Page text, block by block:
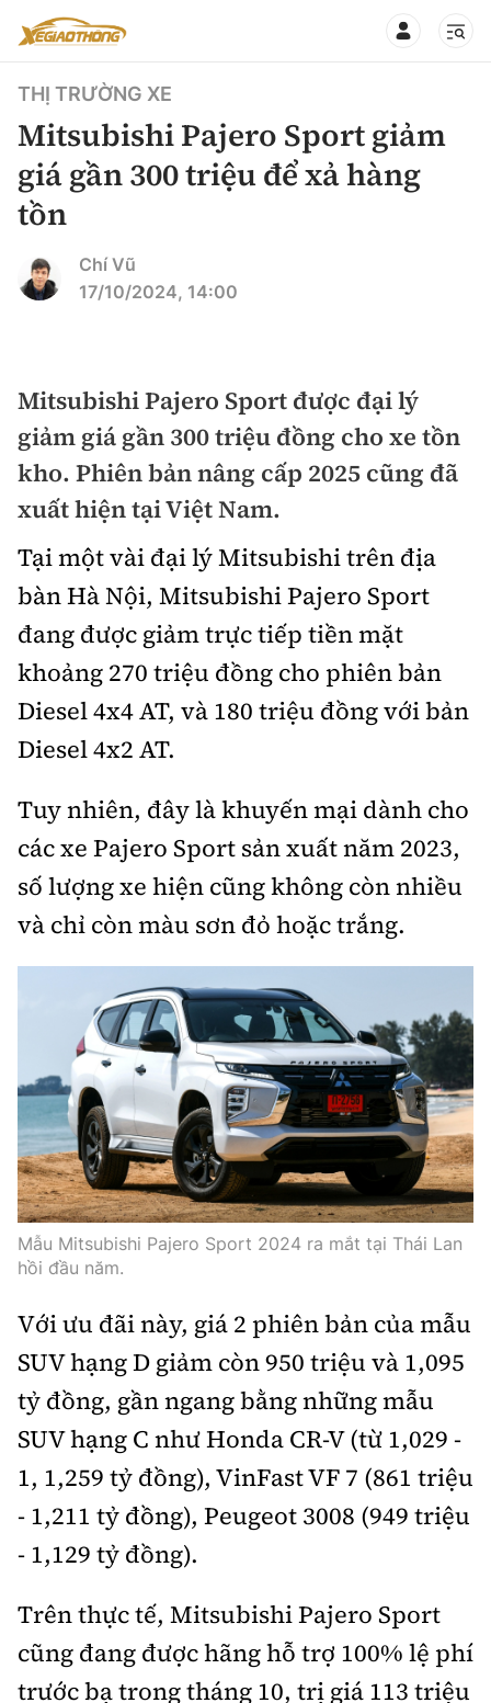
CHUYÊN MỤC
360° xe
Chính sách
Góc nhìn
Tâm điểm
Xe chuyên dụng
Xe máy
Đánh giá xe
Đánh giá xe mới
So sánh
Lái mới
Tư vấn sử dụng
Chọn xe
Lái xe an toàn
Bảo hiểm xe
Sản phẩm bảo hiểm
Bồi thường bảo hiểm
Xe xanh
Video
Review xe
Giới thiệu xe
Ảnh
Ô tô
Xe máy
Nguyễn Thị Hồng Nga
Trưởng ban Ô tô - Xe máy:Nguyễn Tiến Mạnh
Giấy phép số: 03/GP-BC, cấp ngày 22/4/2025
Chuyên trang của Báo Xây dựng
Tòa soạn: Số 2 Nguyễn Công Hoan, phường Giảng Võ,
Hà Nội.
Hotline: 0967 376 459;
Liên hệ quảng cáo phát hành: 0915.057.282
Email:bandoc@baoxaydung.vn
Thông tin tòa soạn
THỊ TRƯỜNG XE
Mitsubishi Pajero Sport giảm
giá gần 300 triệu để xả hàng
tồn
Chí Vũ
17/10/2024, 14:00
Mitsubishi Pajero Sport được đại lý
giảm giá gần 300 triệu đồng cho xe tồn
kho. Phiên bản nâng cấp 2025 cũng đã
xuất hiện tại Việt Nam.
Tại một vài đại lý Mitsubishi trên địa
bàn Hà Nội, Mitsubishi Pajero Sport
đang được giảm trực tiếp tiền mặt
khoảng 270 triệu đồng cho phiên bản
Diesel 4x4 AT, và 180 triệu đồng với bản
Diesel 4x2 AT.
Tuy nhiên, đây là khuyến mại dành cho
các xe Pajero Sport sản xuất năm 2023,
số lượng xe hiện cũng không còn nhiều
và chỉ còn màu sơn đỏ hoặc trắng.
Mẫu Mitsubishi Pajero Sport 2024 ra mắt tại Thái Lan
hồi đầu năm.
Với ưu đãi này, giá 2 phiên bản của mẫu
SUV hạng D giảm còn 950 triệu và 1,095
tỷ đồng, gần ngang bằng những mẫu
SUV hạng C như Honda CR-V (từ 1,029 -
1, 1,259 tỷ đồng), VinFast VF 7 (861 triệu
- 1,211 tỷ đồng), Peugeot 3008 (949 triệu
- 1,129 tỷ đồng).
Trên thực tế, Mitsubishi Pajero Sport
cũng đang được hãng hỗ trợ 100% lệ phí
trước bạ trong tháng 10, trị giá 113 triệu